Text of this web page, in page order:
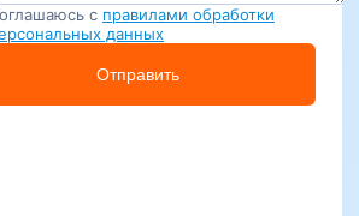
с правилами обработки
данных
Отправить